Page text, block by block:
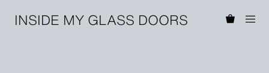
INSIDE MY GLASS DOORS